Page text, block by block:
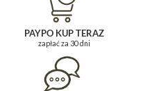
PAYPO KUP TERAZ
zapłać za 30 dni